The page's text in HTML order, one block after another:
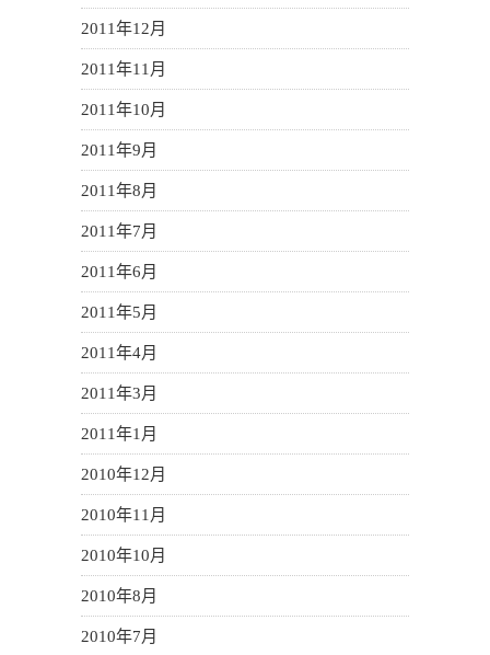
2011年12月
2011年11月
2011年10月
2011年9月
2011年8月
2011年7月
2011年6月
2011年5月
2011年4月
2011年3月
2011年1月
2010年12月
2010年11月
2010年10月
2010年8月
2010年7月